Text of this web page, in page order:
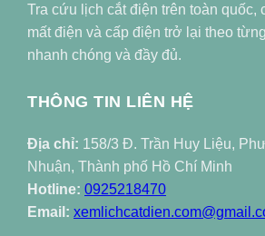
Tra cứu lịch cắt điện trên toàn quốc,
mất điện và cấp điện trở lại theo
nhanh chóng và đầy đủ.
THÔNG TIN LIÊN HỆ
Địa chỉ: 158/3 Đ. Trần Huy Liệu,
Nhuận, Thành phố Hồ Chí Minh
Hotline: 0925218470
Email: